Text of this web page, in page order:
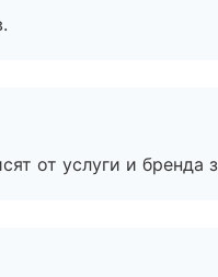
от услуги и бренда